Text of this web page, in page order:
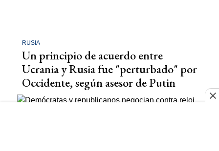
RUSIA
Un principio de acuerdo entre
Ucrania y Rusia fue "perturbado" por
Occidente, según asesor de Putin